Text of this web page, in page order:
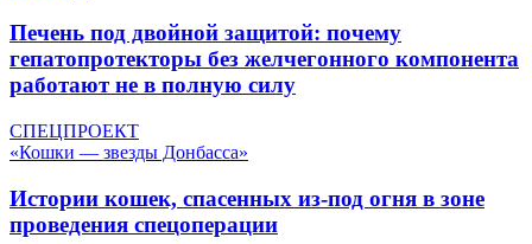
Печень под двойной защитой: почему
гепатопротекторы без желчегонного компонента
работают не в полную силу
СПЕЦПРОЕКТ
«Кошки — звезды Донбасса»
Истории кошек, спасенных из-под огня в зоне
проведения спецоперации